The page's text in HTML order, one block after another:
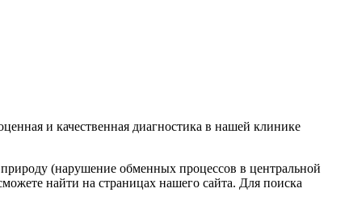
и качественная диагностика в нашей клинике
(нарушение обменных процессов в центральной
найти на страницах нашего сайта. Для поиска